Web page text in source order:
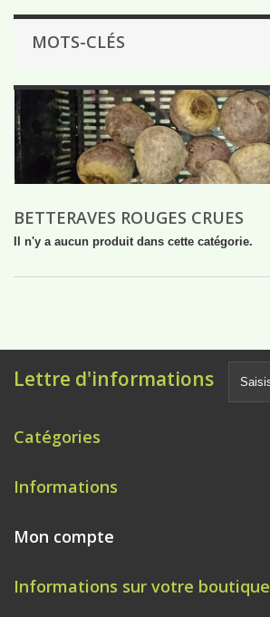
MOTS-CLÉS
BETTERAVES ROUGES CRUES
Il n'y a aucun produit dans cette catégorie.
Lettre d'informations
Catégories
Informations
Mon compte
Informations sur votre boutique